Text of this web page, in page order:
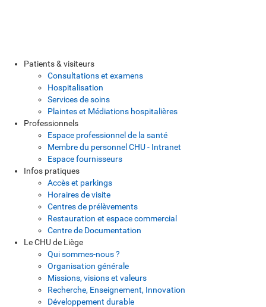
Patients & visiteurs
Consultations et examens
Hospitalisation
Services de soins
Plaintes et Médiations hospitalières
Professionnels
Espace professionnel de la santé
Membre du personnel CHU - Intranet
Espace fournisseurs
Infos pratiques
Accès et parkings
Horaires de visite
Centres de prélèvements
Restauration et espace commercial
Centre de Documentation
Le CHU de Liège
Qui sommes-nous ?
Organisation générale
Missions, visions et valeurs
Recherche, Enseignement, Innovation
Développement durable